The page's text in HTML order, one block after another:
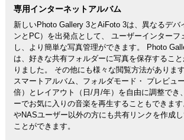
専用インターネットアルバム
新しいPhoto Gallery 3とAiFoto 3は、異なるデバ
ンとPC）を出発点として、 ユーザーインターフ
し、より簡単な写真管理ができます。 Photo
は、好きな共有フォルダーに写真を保存するこ
りました。 その他にも様々な閲覧方法がありま
スマートアルバム、フォルダモード・ プレビュ
倍）とレイアウト（日/月/年）を自由に調整でき
ーでお気に入りの音楽を再生することもできま
やNASユーザー以外の方にも共有リンクを作成
ことができます。